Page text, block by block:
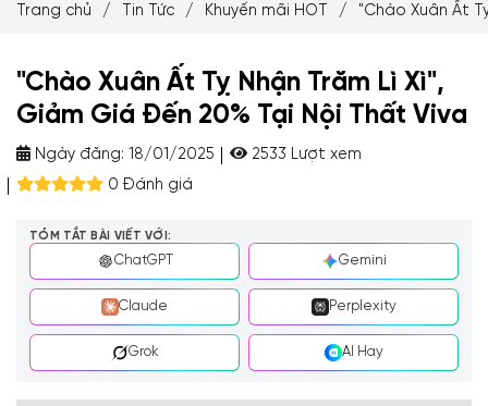
Trang chủ / Tin Tức / Khuyến mãi HOT / "Chào Xuân Ất
"Chào Xuân Ất Tỵ Nhận Trăm Lì Xì",
Giảm Giá Đến 20% Tại Nội Thất Viva
Ngày đăng: 18/01/2025
2533 Lượt xem
0 Đánh giá
TÓM TẮT BÀI VIẾT VỚI:
ChatGPT Gemini
Claude Perplexity
Grok AI Hay